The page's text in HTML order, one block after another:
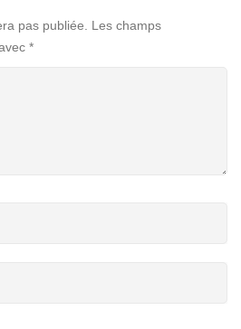
pas publiée.
Les champs
*